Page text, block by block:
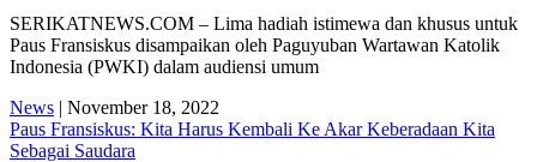
SERIKATNEWS.COM – Lima hadiah istimewa dan khusus untuk
Paus Fransiskus disampaikan oleh Paguyuban Wartawan Katolik
Indonesia (PWKI) dalam audiensi umum
News | November 18, 2022
Paus Fransiskus: Kita Harus Kembali Ke Akar Keberadaan Kita
Sebagai Saudara